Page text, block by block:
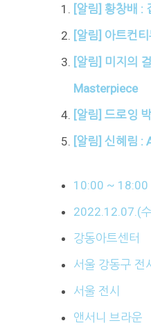
[알림] 황창배 :
[알림] 아트컨
[알림] 미지의
Masterpiece
[알림] 드로잉
[알림] 신혜림 :
10:00 ~ 18:00
2022.12.07.(
강동아트센터
서울 강동구 전
서울 전시
앤서니 브라운